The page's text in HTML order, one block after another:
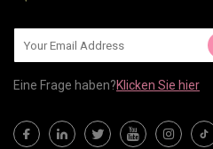
Eine Frage haben?Klicken Sie hier